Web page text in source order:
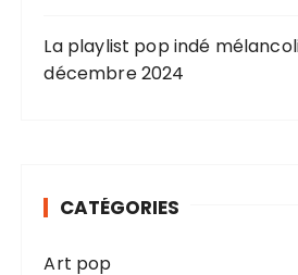
La playlist pop indé
décembre 2024
CATÉGORIES
Art pop